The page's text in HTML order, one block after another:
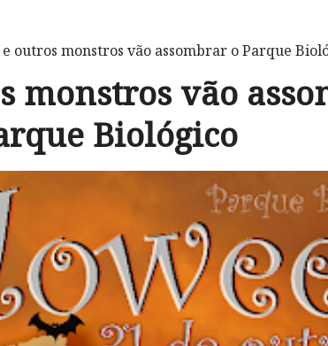
outros monstros vão assombrar o Parque
monstros vão
Biológico